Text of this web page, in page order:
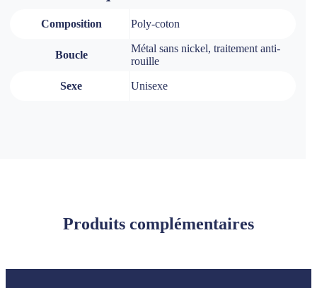
Composition Poly-coton
Boucle
Métal sans nickel, traitement anti-
rouille
Sexe Unisexe
Produits complémentaires